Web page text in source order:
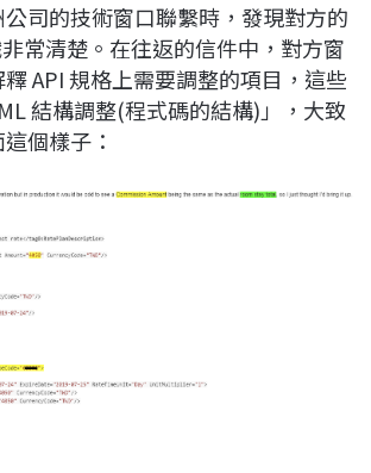
司的技術窗口聯繫時，發現對方的
常清楚。在往返的信件中，對方窗
API 規格上需要調整的項目，這些
結構調整(程式碼的結構)」，大致
個樣子：